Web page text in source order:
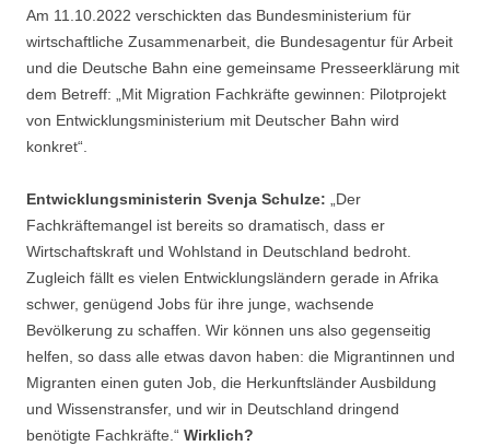
Am 11.10.2022 verschickten das Bundesministerium für
wirtschaftliche Zusammenarbeit, die Bundesagentur für Arbeit
und die Deutsche Bahn eine gemeinsame Presseerklärung mit
dem Betreff: „Mit Migration Fachkräfte gewinnen: Pilotprojekt
von Entwicklungsministerium mit Deutscher Bahn wird
konkret“.
Entwicklungsministerin Svenja Schulze: „Der
Fachkräftemangel ist bereits so dramatisch, dass er
Wirtschaftskraft und Wohlstand in Deutschland bedroht.
Zugleich fällt es vielen Entwicklungsländern gerade in Afrika
schwer, genügend Jobs für ihre junge, wachsende
Bevölkerung zu schaffen. Wir können uns also gegenseitig
helfen, so dass alle etwas davon haben: die Migrantinnen und
Migranten einen guten Job, die Herkunftsländer Ausbildung
und Wissenstransfer, und wir in Deutschland dringend
benötigte Fachkräfte.“ Wirklich?